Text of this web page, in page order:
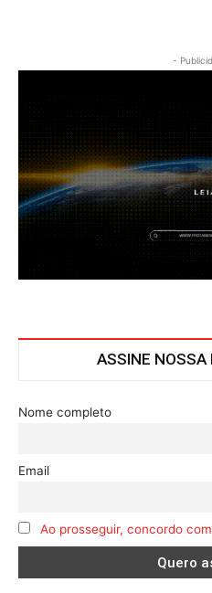
-
ASSINE
Nome completo
Email
Ao prosseguir, concordo